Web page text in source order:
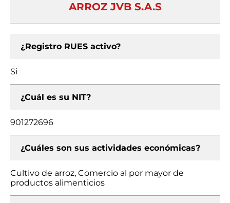
ARROZ JVB S.A.S
¿Registro RUES activo?
Si
¿Cuál es su NIT?
901272696
¿Cuáles son sus actividades económicas?
Cultivo de arroz, Comercio al por mayor de
productos alimenticios